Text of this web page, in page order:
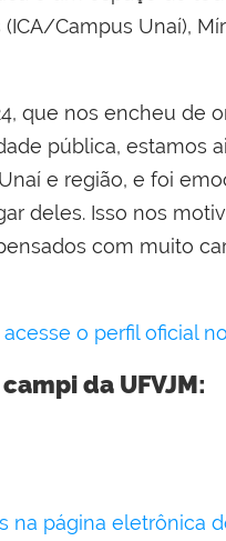
Campus Unaí),
que nos encheu de
pública, estamos
e região, e foi
deles. Isso nos
com muito
o perfil oficial
da UFVJM:
na página eletrônica